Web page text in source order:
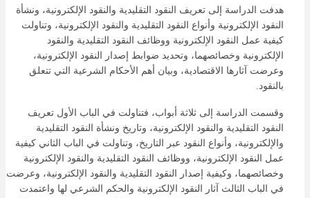
هدفت الدراسة إلى تعريف النقود التقليدية والنقود الإلكترونية، ونشأة
النقود الإلكترونية وأنواع النقود التقليدية والنقود الإلكترونية، وتناولت
كيفية عمل النقود الإلكترونية ووظائف النقود التقليدية والنقود
الإلكترونية وخصائصهما، وتحديد ضوابط إصدار النقود الإلكترونية،
وعرضت آثارها الاقتصادية، وبيان أهم الأحكام الشرعية التي تتعلق
بالنقود.
وقسمت الدراسة إلى ثلاثة أبواب، فتناولت في الباب الأول تعريف
النقود التقليدية والنقود الإلكترونية، وتاريخ ونشأة النقود التقليدية
والإلكترونية، وأنواع النقود عبر التاريخ، وتناولت في الباب الثاني كيفية
عمل النقود الإلكترونية، ووظائف النقود التقليدية والنقود الإلكترونية
وخصائصهما، وكيفية إصدار النقود التقليدية والنقود الإلكترونية، وعرضت
في الباب الثالث آثار النقود الإلكترونية والحكم الشرعي لها واعتمدت